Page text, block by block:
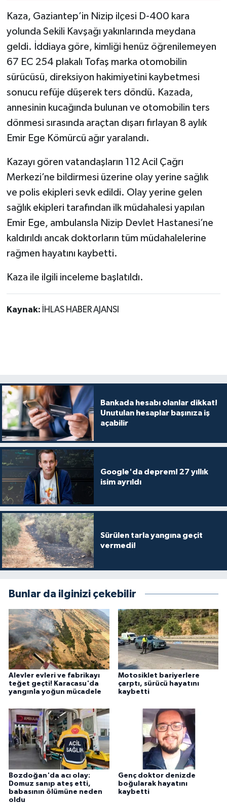
Kaza, Gaziantep’in Nizip ilçesi D-400 kara
yolunda Sekili Kavşağı yakınlarında meydana
geldi. İddiaya göre, kimliği henüz öğrenilemeyen
67 EC 254 plakalı Tofaş marka otomobilin
sürücüsü, direksiyon hakimiyetini kaybetmesi
sonucu refüje düşerek ters döndü. Kazada,
annesinin kucağında bulunan ve otomobilin ters
dönmesi sırasında araçtan dışarı fırlayan 8 aylık
Emir Ege Kömürcü ağır yaralandı.
Kazayı gören vatandaşların 112 Acil Çağrı
Merkezi’ne bildirmesi üzerine olay yerine sağlık
ve polis ekipleri sevk edildi. Olay yerine gelen
sağlık ekipleri tarafından ilk müdahalesi yapılan
Emir Ege, ambulansla Nizip Devlet Hastanesi’ne
kaldırıldı ancak doktorların tüm müdahalelerine
rağmen hayatını kaybetti.
Kaza ile ilgili inceleme başlatıldı.
Kaynak: İHLAS HABER AJANSI
Bankada hesabı olanlar dikkat!
Unutulan hesaplar başınıza iş
açabilir
Google'da deprem! 27 yıllık
isim ayrıldı
Sürülen tarla yangına geçit
vermedi!
Bunlar da ilginizi çekebilir
Alevler evleri ve fabrikayı
teğet geçti! Karacasu'da
yangınla yoğun mücadele
Motosiklet bariyerlere
çarptı, sürücü hayatını
kaybetti
Bozdoğan'da acı olay:
Domuz sanıp ateş etti,
babasının ölümüne neden
oldu
Genç doktor denizde
boğularak hayatını
kaybetti